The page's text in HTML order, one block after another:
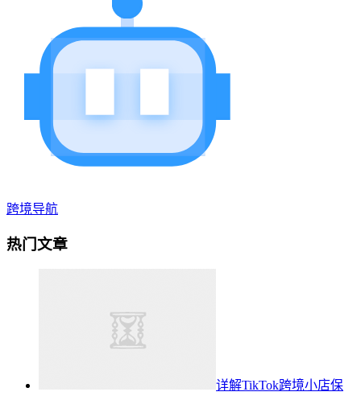
跨境导航
热门文章
详解TikTok跨境小店保